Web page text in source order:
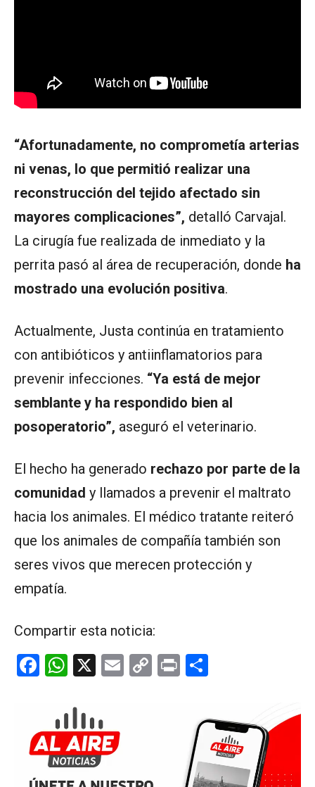
“Afortunadamente, no comprometía arterias
ni venas, lo que permitió realizar una
reconstrucción del tejido afectado sin
mayores complicaciones”, detalló Carvajal.
La cirugía fue realizada de inmediato y la
perrita pasó al área de recuperación, donde ha
mostrado una evolución positiva.
Actualmente, Justa continúa en tratamiento
con antibióticos y antiinflamatorios para
prevenir infecciones. “Ya está de mejor
semblante y ha respondido bien al
posoperatorio”, aseguró el veterinario.
El hecho ha generado rechazo por parte de la
comunidad y llamados a prevenir el maltrato
hacia los animales. El médico tratante reiteró
que los animales de compañía también son
seres vivos que merecen protección y
empatía.
Compartir esta noticia:
F
b
o
o
W
at
s
A
p
X
E
C
k
Pr
p
ar
tir